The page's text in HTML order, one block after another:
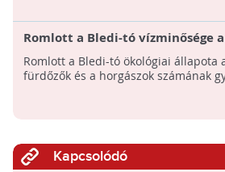
Romlott a Bledi-tó vízminősége
hatására
Romlott a Bledi-tó ökológiai állapota
fürdőzők és a horgászok számának
Kapcsolódó